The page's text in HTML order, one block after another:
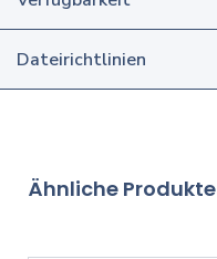
Dateirichtlinien
Ähnliche Produkte